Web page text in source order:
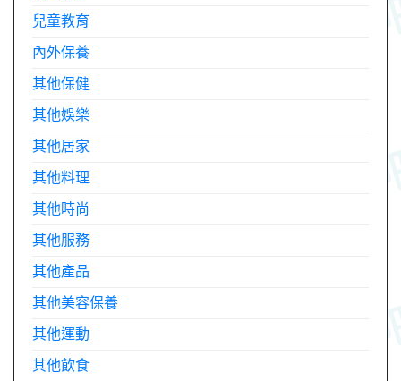
兒童教育
內外保養
其他保健
其他娛樂
其他居家
其他料理
其他時尚
其他服務
其他產品
其他美容保養
其他運動
其他飲食